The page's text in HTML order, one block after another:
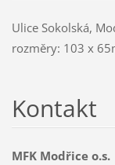
Ulice Sokolská,
rozměry: 103 x
Kontakt
MFK Modřice o.s.